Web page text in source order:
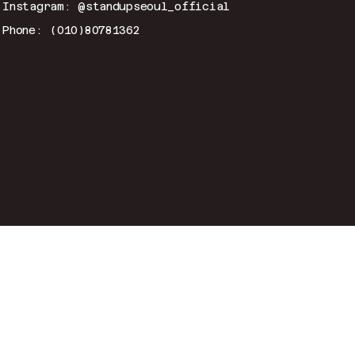
Instagram: @standupseoul_official
Phone: (010)80781362